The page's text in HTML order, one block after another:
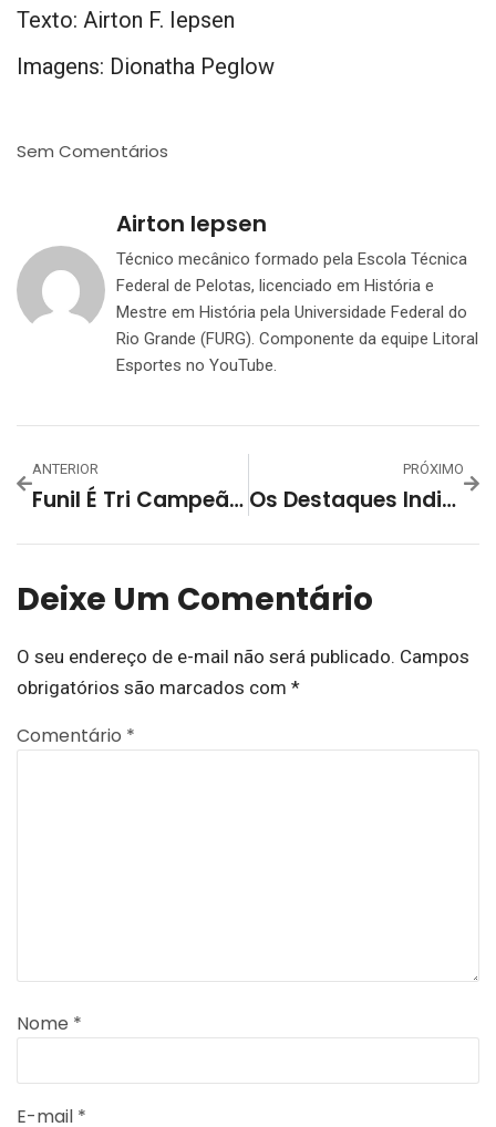
Texto: Airton F. Iepsen
Imagens: Dionatha Peglow
Sem Comentários
Airton Iepsen
Técnico mecânico formado pela Escola Técnica
Federal de Pelotas, licenciado em História e
Mestre em História pela Universidade Federal do
Rio Grande (FURG). Componente da equipe Litoral
Esportes no YouTube.
ANTERIOR
Funil É Tri Campeão Do Aberto De Futsal Do Grêmio
PRÓXIMO
Os Destaques Individuais Do 61º Campeonato Aberto De Futsal – Grêmio Esportivo Lourenciano
Deixe Um Comentário
O seu endereço de e-mail não será publicado. Campos
obrigatórios são marcados com *
Comentário *
Nome *
E-mail *